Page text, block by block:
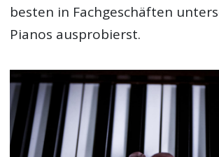
besten in Fachgeschäften
Pianos ausprobierst.